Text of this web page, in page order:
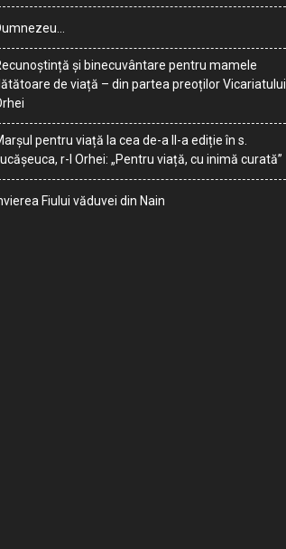
și binecuvântare pentru mamele
de viață – din partea preoților Vicariatului
pentru viață la cea de-a II-a ediție în s.
r-l Orhei: „Pentru viață, cu inimă curată”
Fiului văduvei din Nain